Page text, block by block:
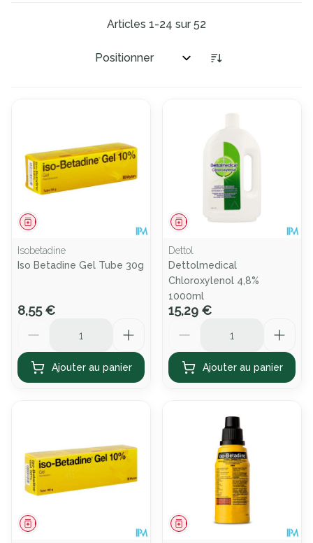
Articles 1-24 sur52
Trier par:
Médicament
Isobetadine
Iso Betadine Gel Tube 30g
8,55 €
Ajouter au panier
Médicament
Dettol
Dettolmedical
Chloroxylenol 4,8%
1000ml
15,29 €
Ajouter au panier
Médicament Médicament